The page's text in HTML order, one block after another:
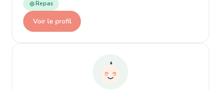
Repas
Voir le profil